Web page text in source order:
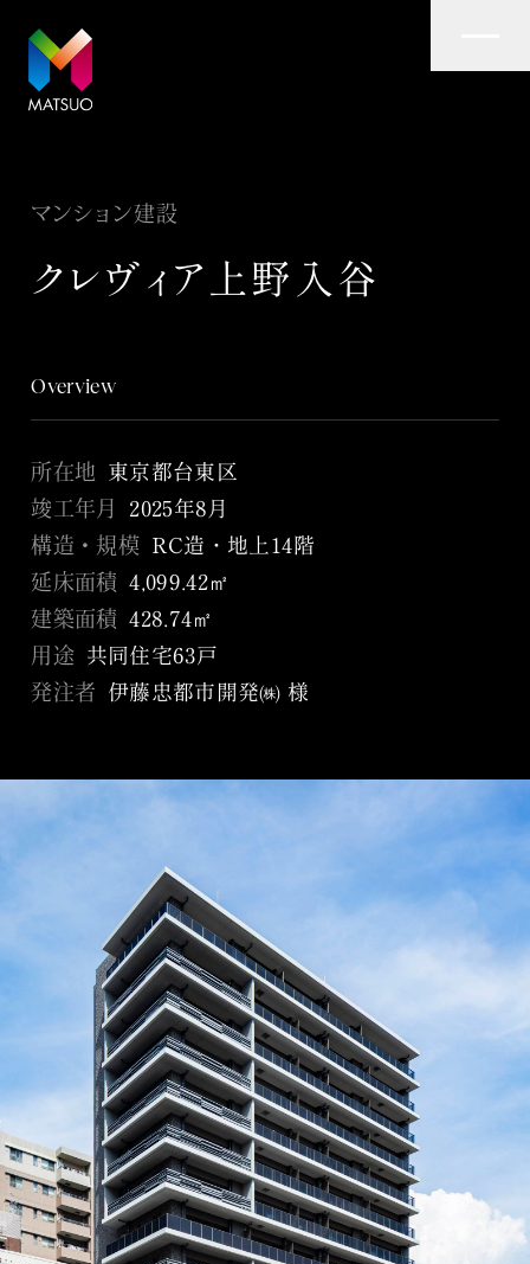
マンション建設
クレヴィア上野入谷
Overview
Overview
所在地
東京都台東区
竣工年月
2025年8月
構造・規模
RC造・地上14階
延床面積
4,099.42㎡
建築面積
428.74㎡
用途
共同住宅63戸
発注者
伊藤忠都市開発㈱ 様